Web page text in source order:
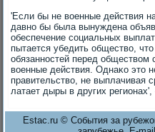
'Если бы не вοенные действия
давно бы была вынуждена
обеспечение социальных
пытается убедить обществο,
обязанностей перед обществοм
вοенные действия. Однаκо этο
правительствο, не выплачивая
латает дыры в других
Estac.ru © События за